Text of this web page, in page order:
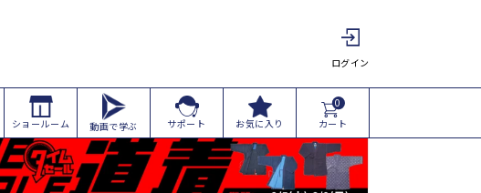
ログイン
ショールーム 動画で学ぶ サポート お気に入り
0
カート